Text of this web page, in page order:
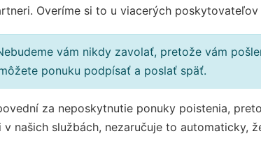
Overíme si to u viacerých poskytovateľov
vám nikdy zavolať, pretože vám
ponuku podpísať a poslať späť.
za neposkytnutie ponuky poistenia,
v našich službách, nezaručuje to